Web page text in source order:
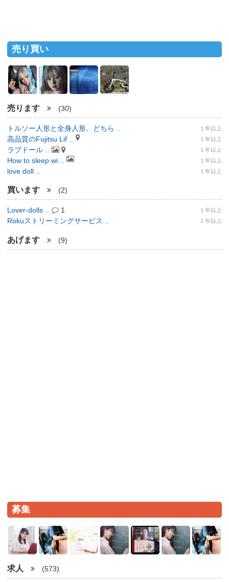
売り買い
売ります (30)
トルソー人形と全身人形、どちら .. １年以上
高品質のFujitsu Lif .. １年以上
ラブドール .. １年以上
How to sleep wi .. １年以上
love doll .. １年以上
買います (2)
Lover-dolls .. 1 １年以上
Rokuストリーミングサービス .. １年以上
あげます (9)
募集
求人 (573)